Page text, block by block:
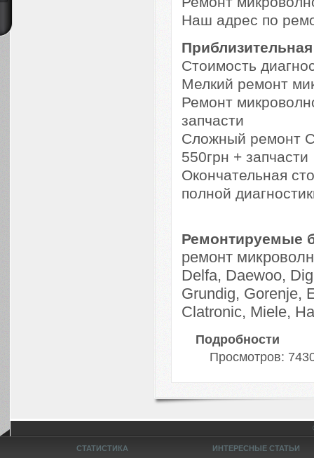
Наш адрес по
Стоимость
Мелкий ремонт
Ремонт
запчасти
Сложный ремонт
550грн + запчасти
Окончательная
полной
Ремонтируемые
ремонт
Delfa, Daewoo,
Grundig, Gorenje,
Clatronic, Miele,
Подробности
Просмотров:
СТАТИСТИКА
ИНТЕРЕСНЫЕ СТАТЬИ